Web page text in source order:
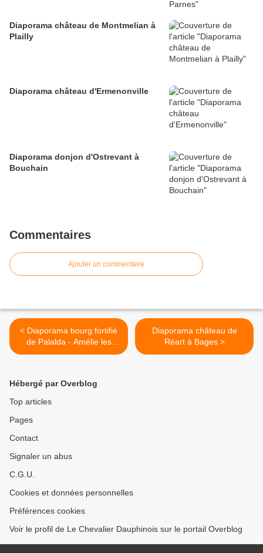
Diaporama château de Montmelian à
Plailly
Diaporama château d'Ermenonville
Diaporama donjon d'Ostrevant à
Bouchain
Commentaires
Ajouter un commentaire
< Diaporama bourg fortifié
de Palalda - Amélie les
bains
Diaporama château de
Réart à Bages >
Hébergé par Overblog
Top articles
Pages
Contact
Signaler un abus
C.G.U.
Cookies et données personnelles
Préférences cookies
Voir le profil de Le Chevalier Dauphinois sur le portail Overblog